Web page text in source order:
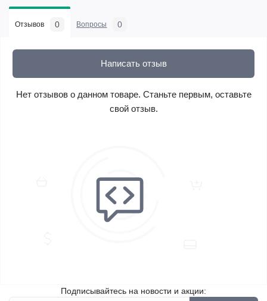
Отзывов 0 Вопросы 0
Написать отзыв
Нет отзывов о данном товаре. Станьте первым, оставьте
свой отзыв.
Подписывайтесь на новости и акции: